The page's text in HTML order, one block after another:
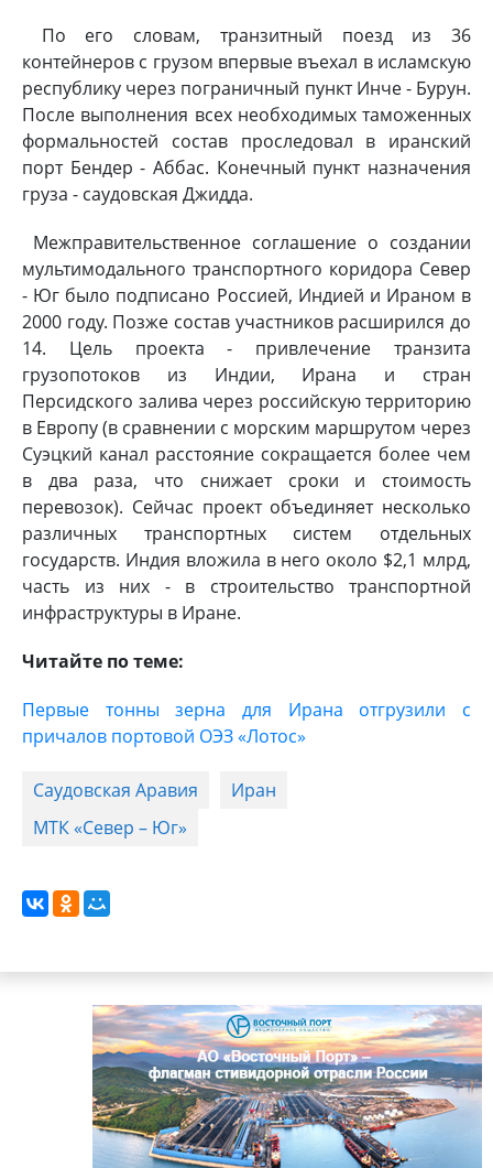
По его словам, транзитный поезд из 36
контейнеров с грузом впервые въехал в исламскую
республику через пограничный пункт Инче - Бурун.
После выполнения всех необходимых таможенных
формальностей состав проследовал в иранский
порт Бендер - Аббас. Конечный пункт назначения
груза - саудовская Джидда.
Межправительственное соглашение о создании
мультимодального транспортного коридора Север
- Юг было подписано Россией, Индией и Ираном в
2000 году. Позже состав участников расширился до
14. Цель проекта - привлечение транзита
грузопотоков из Индии, Ирана и стран
Персидского залива через российскую территорию
в Европу (в сравнении с морским маршрутом через
Суэцкий канал расстояние сокращается более чем
в два раза, что снижает сроки и стоимость
перевозок). Сейчас проект объединяет несколько
различных транспортных систем отдельных
государств. Индия вложила в него около $2,1 млрд,
часть из них - в строительство транспортной
инфраструктуры в Иране.
Читайте по теме:
Первые тонны зерна для Ирана отгрузили с
причалов портовой ОЭЗ «Лотос»
Саудовская Аравия
Иран
МТК «Север – Юг»